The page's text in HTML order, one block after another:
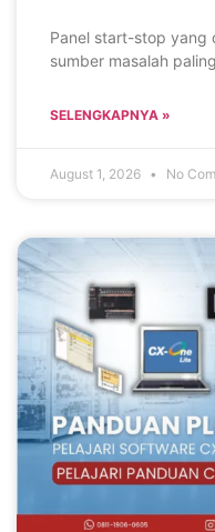
Panel start-stop yang
sumber masalah
SELENGKAPNYA »
August 1, 2026 No